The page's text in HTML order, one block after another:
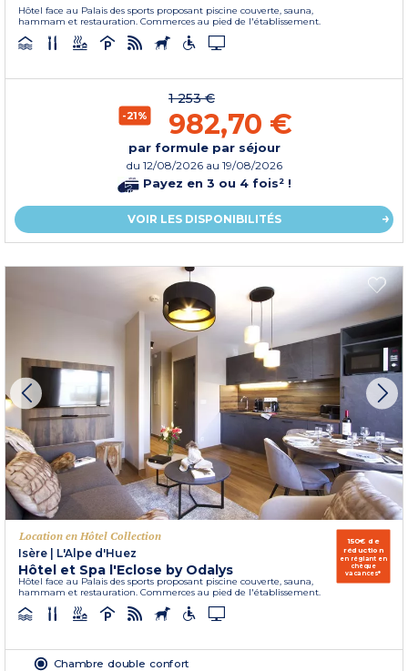
Hôtel face au Palais des sports proposant piscine couverte, sauna,
hammam et restauration. Commerces au pied de l'établissement.
-21%
1 253 €
982,70 €
par formule par séjour
du 12/08/2026 au 19/08/2026
Payez en 3 ou 4 fois² !
VOIR LES DISPONIBILITÉS
Location en Hôtel Collection
Isère
L'Alpe d'Huez
Hôtel et Spa l'Eclose by Odalys
Hôtel face au Palais des sports proposant piscine couverte, sauna,
hammam et restauration. Commerces au pied de l'établissement.
150€ de
réduction
en réglant en
chèque
vacances*
Chambre double confort